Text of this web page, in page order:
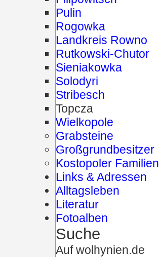
Pulin
Rogowka
Landkreis Rowno
Rutkowski-Chutor
Sieniakowka
Solodyri
Stribesch
Topcza
Wielkopole
Grabsteine
Großgrundbesitzer
Kostopoler Familien
Links & Adressen
Alltagsleben
Literatur
Fotoalben
Suche
Auf wolhynien.de